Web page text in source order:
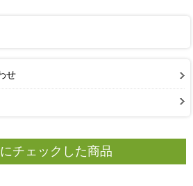
せ
チェックした商品